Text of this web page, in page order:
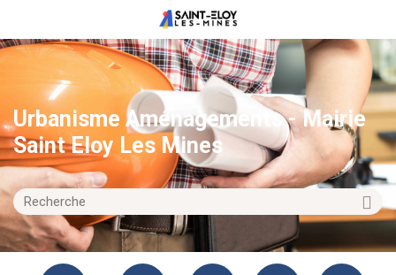
Urbanisme Aménagements - Mairie
Saint Eloy Les Mines